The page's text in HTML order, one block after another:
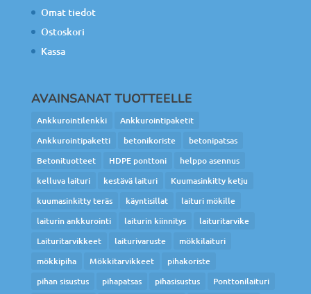
Omat tiedot
Ostoskori
Kassa
AVAINSANAT TUOTTEELLE
Ankkurointilenkki
Ankkurointipaketit
Ankkurointipaketti
betonikoriste
betonipatsas
Betonituotteet
HDPE ponttoni
helppo asennus
kelluva laituri
kestävä laituri
Kuumasinkitty ketju
kuumasinkitty teräs
käyntisillat
laituri mökille
laiturin ankkurointi
laiturin kiinnitys
laituritarvike
Laituritarvikkeet
laiturivaruste
mökkilaituri
mökkipiha
Mökkitarvikkeet
pihakoriste
pihan sisustus
pihapatsas pihasisustus
Ponttonilaituri